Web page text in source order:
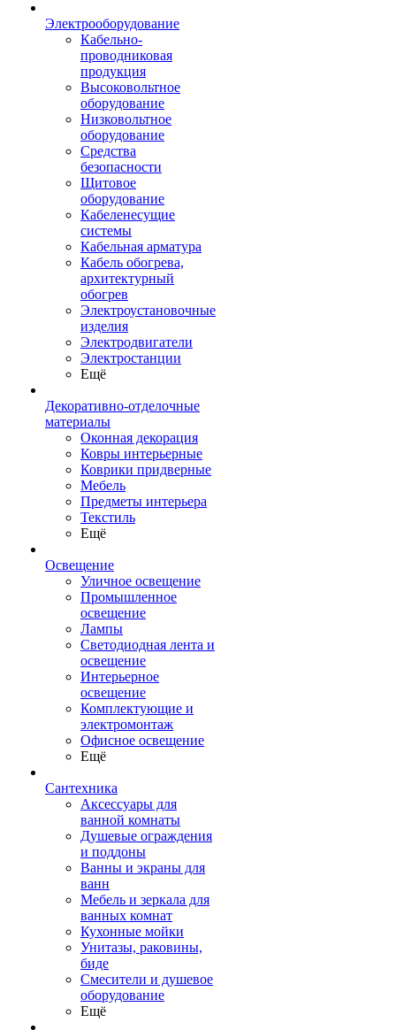
Электрооборудование
Кабельно-
проводниковая
продукция
Высоковольтное
оборудование
Низковольтное
оборудование
Средства
безопасности
Щитовое
оборудование
Кабеленесущие
системы
Кабельная арматура
Кабель обогрева,
архитектурный
обогрев
Электроустановочные
изделия
Электродвигатели
Электростанции
Ещё
Декоративно-отделочные
материалы
Оконная декорация
Ковры интерьерные
Коврики придверные
Мебель
Предметы интерьера
Текстиль
Ещё
Освещение
Уличное освещение
Промышленное
освещение
Лампы
Светодиодная лента и
освещение
Интерьерное
освещение
Комплектующие и
электромонтаж
Офисное освещение
Ещё
Сантехника
Аксессуары для
ванной комнаты
Душевые ограждения
и поддоны
Ванны и экраны для
ванн
Мебель и зеркала для
ванных комнат
Кухонные мойки
Унитазы, раковины,
биде
Смесители и душевое
оборудование
Ещё